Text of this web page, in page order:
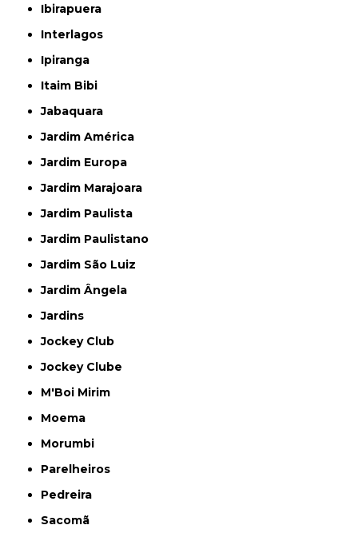
Ibirapuera
Interlagos
Ipiranga
Itaim Bibi
Jabaquara
Jardim América
Jardim Europa
Jardim Marajoara
Jardim Paulista
Jardim Paulistano
Jardim São Luiz
Jardim Ângela
Jardins
Jockey Club
Jockey Clube
M'Boi Mirim
Moema
Morumbi
Parelheiros
Pedreira
Sacomã